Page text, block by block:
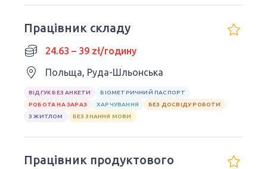
Працівник складу
24.63 – 39 zł/годину
Польща, Руда-Шльонська
ВІДГУК БЕЗ АНКЕТИ
БІОМЕТРИЧНИЙ ПАСПОРТ
РОБОТА НА ЗАРАЗ
ХАРЧУВАННЯ
БЕЗ ДОСВІДУ РОБОТИ
З ЖИТЛОМ
БЕЗ ЗНАННЯ МОВИ
Працівник продуктового